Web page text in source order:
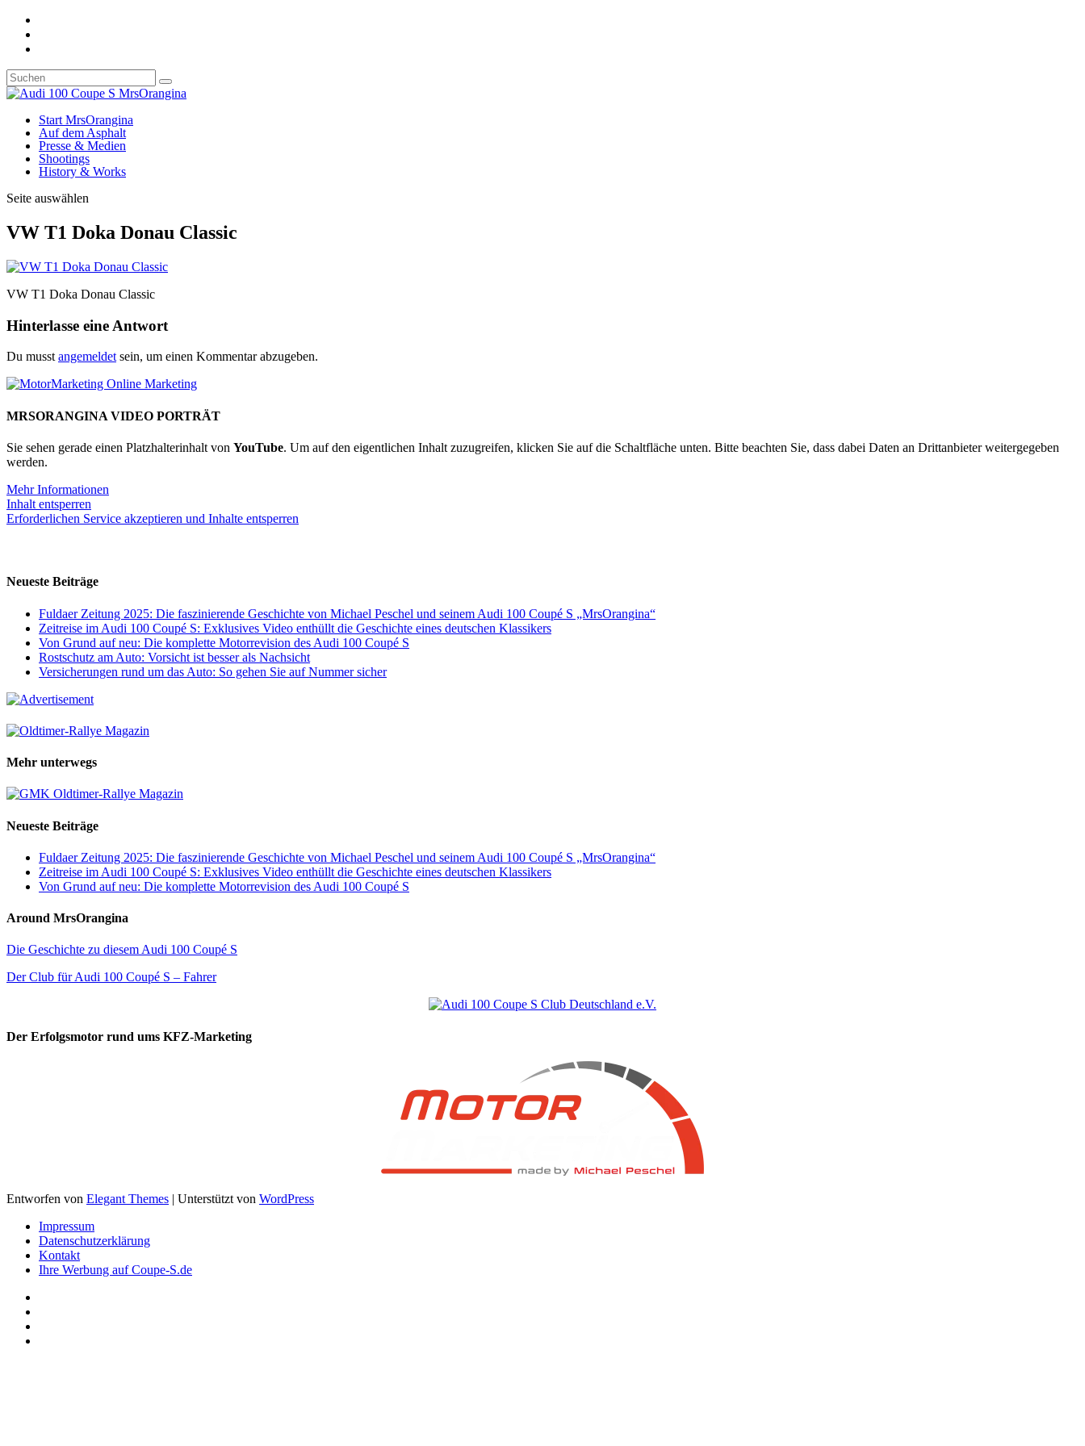
Start MrsOrangina
Auf dem Asphalt
Presse & Medien
Shootings
History & Works
Seite auswählen
VW T1 Doka Donau Classic
VW T1 Doka Donau Classic
Hinterlasse eine Antwort
Du musst angemeldet sein, um einen Kommentar abzugeben.
MRSORANGINA VIDEO PORTRÄT
Sie sehen gerade einen Platzhalterinhalt von YouTube. Um auf den eigentlichen Inhalt zuzugreifen, klicken Sie auf die Schaltfläche unten. Bitte beachten Sie, dass dabei Daten an Drittanbieter weitergegeben
werden.
Mehr Informationen
Inhalt entsperren
Erforderlichen Service akzeptieren und Inhalte entsperren
Neueste Beiträge
Fuldaer Zeitung 2025: Die faszinierende Geschichte von Michael Peschel und seinem Audi 100 Coupé S „MrsOrangina“
Zeitreise im Audi 100 Coupé S: Exklusives Video enthüllt die Geschichte eines deutschen Klassikers
Von Grund auf neu: Die komplette Motorrevision des Audi 100 Coupé S
Rostschutz am Auto: Vorsicht ist besser als Nachsicht
Versicherungen rund um das Auto: So gehen Sie auf Nummer sicher
Mehr unterwegs
Neueste Beiträge
Fuldaer Zeitung 2025: Die faszinierende Geschichte von Michael Peschel und seinem Audi 100 Coupé S „MrsOrangina“
Zeitreise im Audi 100 Coupé S: Exklusives Video enthüllt die Geschichte eines deutschen Klassikers
Von Grund auf neu: Die komplette Motorrevision des Audi 100 Coupé S
Around MrsOrangina
Die Geschichte zu diesem Audi 100 Coupé S
Der Club für Audi 100 Coupé S – Fahrer
Der Erfolgsmotor rund ums KFZ-Marketing
Entworfen von Elegant Themes | Unterstützt von WordPress
Impressum
Datenschutzerklärung
Kontakt
Ihre Werbung auf Coupe-S.de